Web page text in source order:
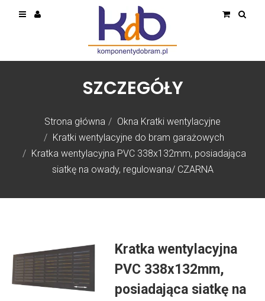
Strona główna
Okna Kratki wentylacyjne
Kratki wentylacyjne do bram garażowych
Kratka wentylacyjna PVC 338x132mm, posiadająca
siatkę na owady, regulowana/ CZARNA
SZCZEGÓŁY
Kratka wentylacyjna
PVC 338x132mm,
posiadająca siatkę na